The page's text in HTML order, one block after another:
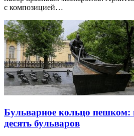
с композицией…
Бульварное кольцо пешком:
десять бульваров